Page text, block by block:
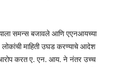
समन्स बजावले आणि एएनआयच्या
लोकांची माहिती उघड करण्याचे आदेश
करत ए. एन. आय. ने नंतर उच्च